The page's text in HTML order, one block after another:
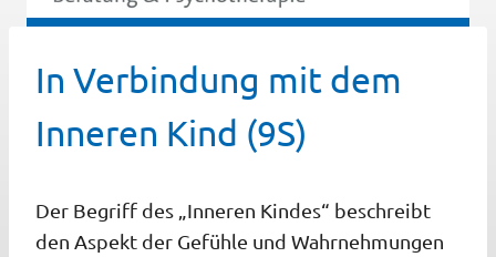
In Verbindung mit dem
Inneren Kind (9S)
Der Begriff des „Inneren Kindes“ beschreibt
den Aspekt der Gefühle und Wahrnehmungen